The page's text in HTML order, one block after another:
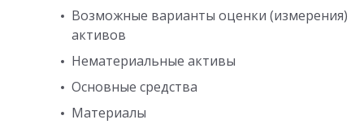
Возможные варианты оценки (измерения)
активов
Нематериальные активы
Основные средства
Материалы